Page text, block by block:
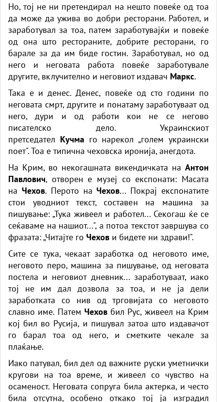
Но, тој не ни претендирал на нешто повеќе од тоа
да може да ужива во добри ресторани. Работел, и
заработувал за тоа, патем заработувајќи и повеќе
од она што рестораните, добрите ресторани, го
барале за да им биде гостин. Заработувал, но од
него и неговата работа повеќе заработувале
другите, вклучително и неговиот издавач Маркс.
Така е и денес. Денес, повеќе од сто години по
неговата смрт, другите и понатаму заработуваат од
него, дури и од работи кои не се негово
писателско дело. Украинскиот
претседател Кучма го нарекол „голем украински
поет". Тоа е типична чеховска иронија, анегдота.
На Крим, во некогашната викендичката на Антон
Павлович, отворен е музеј со експонати: Масата
на Чехов. Перото наЧехов... Покрај експонатите
стои уводниот текст, составен на машина за
пишување: „Тука живеел и работел... Секогаш ќе се
сеќаваме на нашиот...", а потоа текстот завршува со
фразата: „Читајте го Чехов и бидете ни здрави!".
Сите се тука, чекаат заработка од неговото име,
неговото перо, машина за пишување, од неговата
постела и неговиот дневник... заработуваат, иако
тој не им дал дозвола за тоа, и не ја дели
заработката со нив од трговијата со неговото
славно име. Патем Чеховбил Рус, живеел на Крим
кој бил во Русија, и пишувал затоа што издавачот
го барал тоа од него, и сметките чекале за
плаќање.
Иако патувал, бил дел од важните руски уметнички
кругови на тоа време, и живеел со чувство на
осаменост. Неговата сопруга била актерка, и често
била отсутна, особено откако тој ја изградил